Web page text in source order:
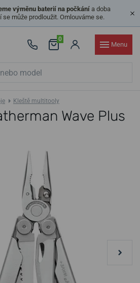
výměnu baterií na počkánía doba
se může prodloužit. Omlouváme se.
0
Menu
Kleště multitooly
Wave Plus